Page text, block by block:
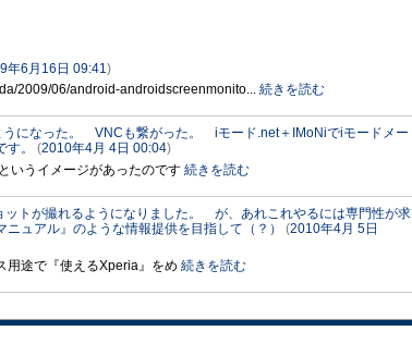
年6月16日 09:41)
2009/06/android-androidscreenmonito... 続きを読む
うになった。 VNCも繋がった。 iモード.net＋IMoNiでiモードメー
。
(2010年4月 4日 00:04)
いうイメージがあったのです 続きを読む
ットが撮れるようになりました。 が、あれこれやるには専門性が求
ュアル』のような情報提供を目指して（？）
(2010年4月 5日
用途で『使えるXperia』をめ 続きを読む